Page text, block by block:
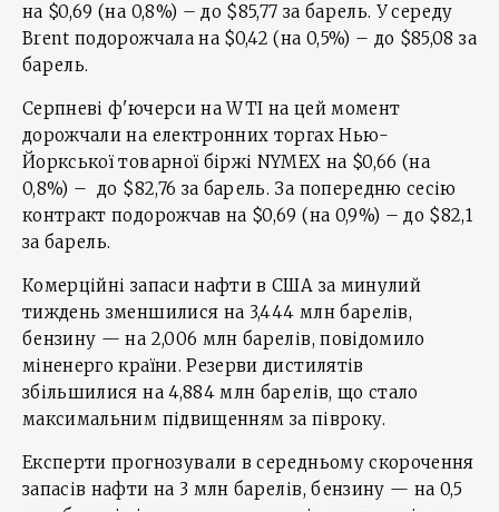
на $0,69 (на 0,8%) – до $85,77 за барель. У середу
Brent подорожчала на $0,42 (на 0,5%) – до $85,08 за
барель.
Серпневі ф'ючерси на WTI на цей момент
дорожчали на електронних торгах Нью-
Йоркської товарної біржі NYMEX на $0,66 (на
0,8%) – до $82,76 за барель. За попередню сесію
контракт подорожчав на $0,69 (на 0,9%) – до $82,1
за барель.
Комерційні запаси нафти в США за минулий
тиждень зменшилися на 3,444 млн барелів,
бензину — на 2,006 млн барелів, повідомило
міненерго країни. Резерви дистилятів
збільшилися на 4,884 млн барелів, що стало
максимальним підвищенням за півроку.
Експерти прогнозували в середньому скорочення
запасів нафти на 3 млн барелів, бензину — на 0,5